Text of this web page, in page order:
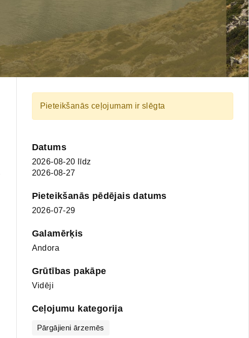
Pieteikšanās ceļojumam ir slēgta
Datums
2026-08-20 līdz
2026-08-27
Pieteikšanās pēdējais datums
2026-07-29
Galamērķis
Andora
Grūtības pakāpe
Vidēji
Ceļojumu kategorija
Pārgājieni ārzemēs